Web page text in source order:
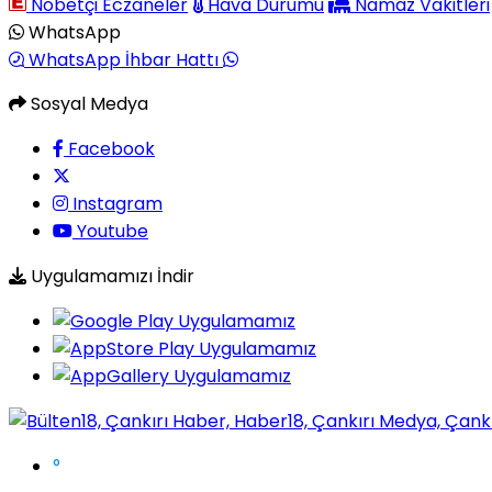
WhatsApp
WhatsApp İhbar Hattı
Sosyal Medya
Facebook
Instagram
Youtube
Uygulamamızı İndir
°